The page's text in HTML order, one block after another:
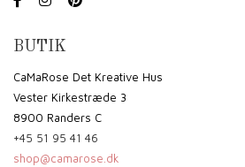
BUTIK
CaMaRose Det Kreative Hus
Vester Kirkestræde 3
8900 Randers C
+45 51 95 41 46
shop@camarose.dk